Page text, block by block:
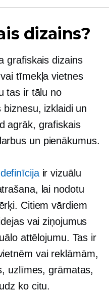
dizains?
grafiskais dizains
tīmekļa vietnes
tas ir tālu no
izklaidi un
agrāk, grafiskais
un pienākumus.
ir vizuālu
lai nodotu
Citiem vārdiem
vai ziņojumus
attēlojumu. Tas ir
vai reklāmām,
uzlīmes, grāmatas,
ko citu.